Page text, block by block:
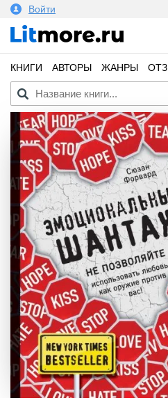
Войти
КНИГИ АВТОРЫ ЖАНРЫ